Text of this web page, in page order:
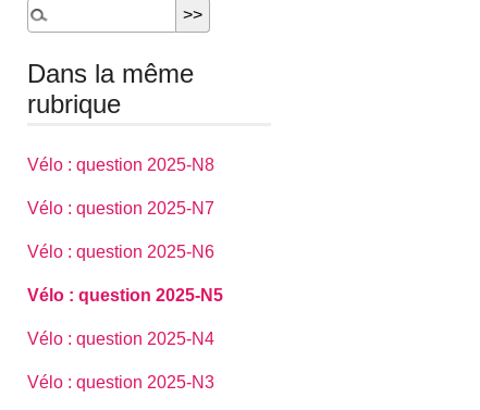
Dans la même
rubrique
Vélo : question 2025-N8
Vélo : question 2025-N7
Vélo : question 2025-N6
Vélo : question 2025-N5
Vélo : question 2025-N4
Vélo : question 2025-N3